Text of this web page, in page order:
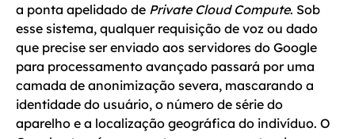
a ponta apelidado de Private Cloud Compute. Sob
esse sistema, qualquer requisição de voz ou dado
que precise ser enviado aos servidores do Google
para processamento avançado passará por uma
camada de anonimização severa, mascarando a
identidade do usuário, o número de série do
aparelho e a localização geográfica do indivíduo. O